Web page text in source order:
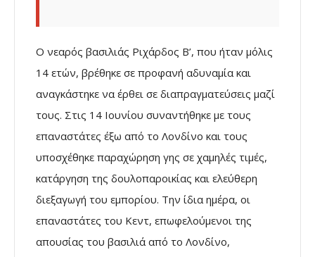
Ο νεαρός βασιλιάς Ριχάρδος Β’, που ήταν μόλις
14 ετών, βρέθηκε σε προφανή αδυναμία και
αναγκάστηκε να έρθει σε διαπραγματεύσεις μαζί
τους. Στις 14 Ιουνίου συναντήθηκε με τους
επαναστάτες έξω από το Λονδίνο και τους
υποσχέθηκε παραχώρηση γης σε χαμηλές τιμές,
κατάργηση της δουλοπαροικίας και ελεύθερη
διεξαγωγή του εμπορίου. Την ίδια ημέρα, οι
επαναστάτες του Κεντ, επωφελούμενοι της
απουσίας του βασιλιά από το Λονδίνο,